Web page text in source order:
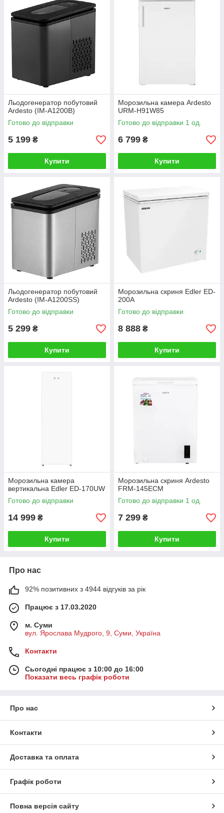
Льодогенератор побутовий
Ardesto (IM-A1200B)
Готово до відправки
5 199 ₴
Купити
Морозильна камера Ardesto
URM-H91W85
Готово до відправки 1 од.
6 799 ₴
Купити
Льодогенератор побутовий
Ardesto (IM-A1200SS)
Готово до відправки
5 299 ₴
Купити
Морозильна скриня Edler ED-
200A
Готово до відправки
8 888 ₴
Купити
Морозильна камера
вертикальна Edler ED-170UW
Готово до відправки
14 999 ₴
Купити
Морозильна скриня Ardesto
FRM-145ECM
Готово до відправки 1 од.
7 299 ₴
Купити
Про нас
92% позитивних з 4944 відгуків за рік
Працює з 17.03.2020
м. Суми
вул. Ярослава Мудрого, 9, Суми, Україна
Контакти
Сьогодні працює з 10:00 до 16:00
Показати весь графік роботи
Про нас
Контакти
Доставка та оплата
Графік роботи
Повна версія сайту